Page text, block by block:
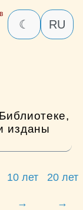
☾ RU
изданы
10 лет
→
20 лет
→